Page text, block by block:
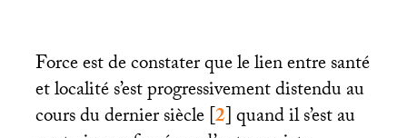
Force est de constater que le lien entre santé
et localité s’est progressivement distendu au
cours du dernier siècle[2]quand il s’est au